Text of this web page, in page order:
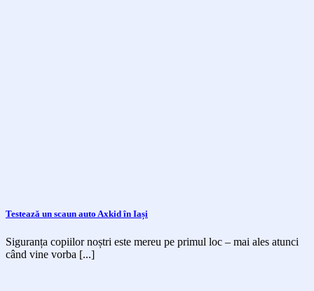
Testează un scaun auto Axkid în Iași
Siguranța copiilor noștri este mereu pe primul loc – mai ales atunci
când vine vorba [...]